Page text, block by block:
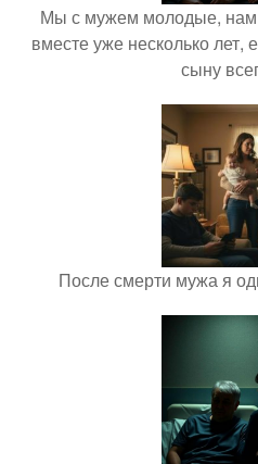
Мы с мужем молодые, нам
вместе уже несколько лет,
сыну
После смерти мужа я